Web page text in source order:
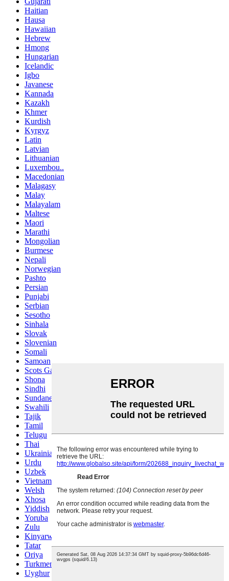
Haitian
Hausa
Hawaiian
Hebrew
Hmong
Hungarian
Icelandic
Igbo
Javanese
Kannada
Kazakh
Khmer
Kurdish
Kyrgyz
Latin
Latvian
Lithuanian
Luxembou..
Macedonian
Malagasy
Malay
Malayalam
Maltese
Maori
Marathi
Mongolian
Burmese
Nepali
Norwegian
Pashto
Persian
Punjabi
Serbian
Sesotho
Sinhala
Slovak
Slovenian
Somali
Samoan
Scots Gaelic
Shona
Sindhi
Sundanese
Swahili
Tajik
Tamil
Telugu
Thai
Ukrainian
Urdu
Uzbek
Vietnamese
Welsh
Xhosa
Yiddish
Yoruba
Zulu
Kinyarwanda
Tatar
Oriya
Turkmen
Uyghur